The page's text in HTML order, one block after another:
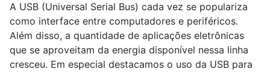
A USB (Universal Serial Bus) cada vez se populariza
como interface entre computadores e periféricos.
Além disso, a quantidade de aplicações eletrônicas
que se aproveitam da energia disponível nessa linha
cresceu. Em especial destacamos o uso da USB para